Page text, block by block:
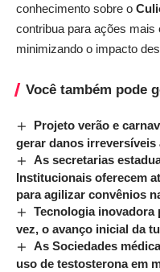
conhecimento sobre o
contribua para ações mais
minimizando o impacto
Você também pode
Projeto verão e
gerar danos irreversíveis
As secretarias
Institucionais oferecem
para agilizar convênios
Tecnologia inovadora
vez, o avanço inicial da
As Sociedades
uso de testosterona em